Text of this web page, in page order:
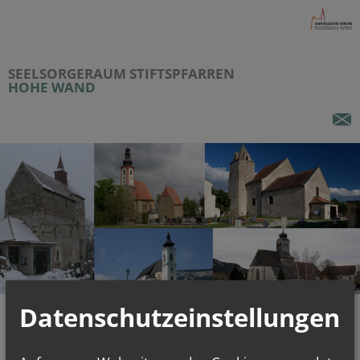
SEELSORGERAUM STIFTSPFARREN
HOHE WAND
KONTAKT PERSONEN
Datenschutzeinstellungen